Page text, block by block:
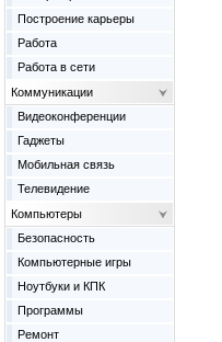
Построение карьеры
Работа
Работа в сети
Коммуникации
Видеоконференции
Гаджеты
Мобильная связь
Телевидение
Компьютеры
Безопасность
Компьютерные игры
Ноутбуки и КПК
Программы
Ремонт